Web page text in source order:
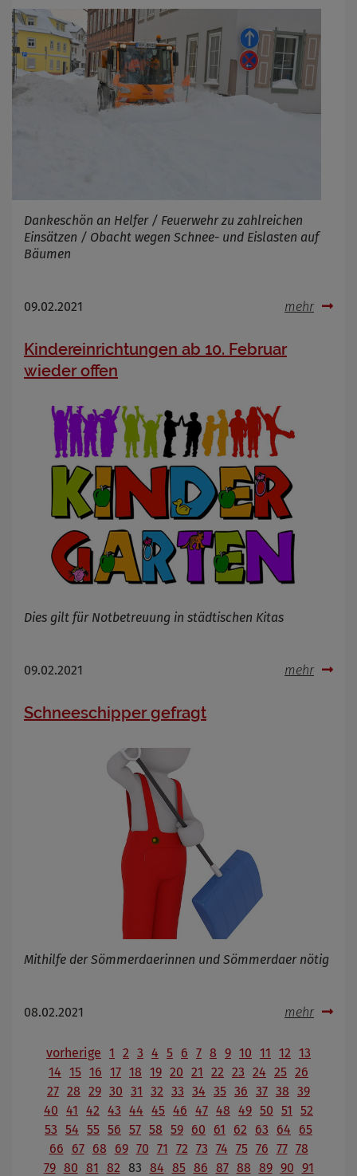
Dankeschön an Helfer / Feuerwehr zu zahlreichen
Einsätzen / Obacht wegen Schnee- und Eislasten auf
Bäumen
09.02.2021 mehr
Kindereinrichtungen ab 10. Februar
wieder offen
Dies gilt für Notbetreuung in städtischen Kitas
09.02.2021 mehr
Schneeschipper gefragt
Mithilfe der Sömmerdaerinnen und Sömmerdaer nötig
08.02.2021 mehr
vorherige 1 2 3 4 5 6 7 8 9 10 11 12 13
14 15 16 17 18 19 20 21 22 23 24 25 26
27 28 29 30 31 32 33 34 35 36 37 38 39
40 41 42 43 44 45 46 47 48 49 50 51
52
53 54 55 56 57 58 59 60 61 62 63 64
65
66
67 68 69 70 71 72 73 74 75 76 77 78
79 80 81 82 83 84 85 86 87 88 89 90 91